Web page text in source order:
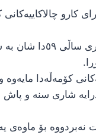
لە جەریانی
کۆمەڵەدا
نێردرایە شاری سنە
نەبردووە بۆ ماوەی